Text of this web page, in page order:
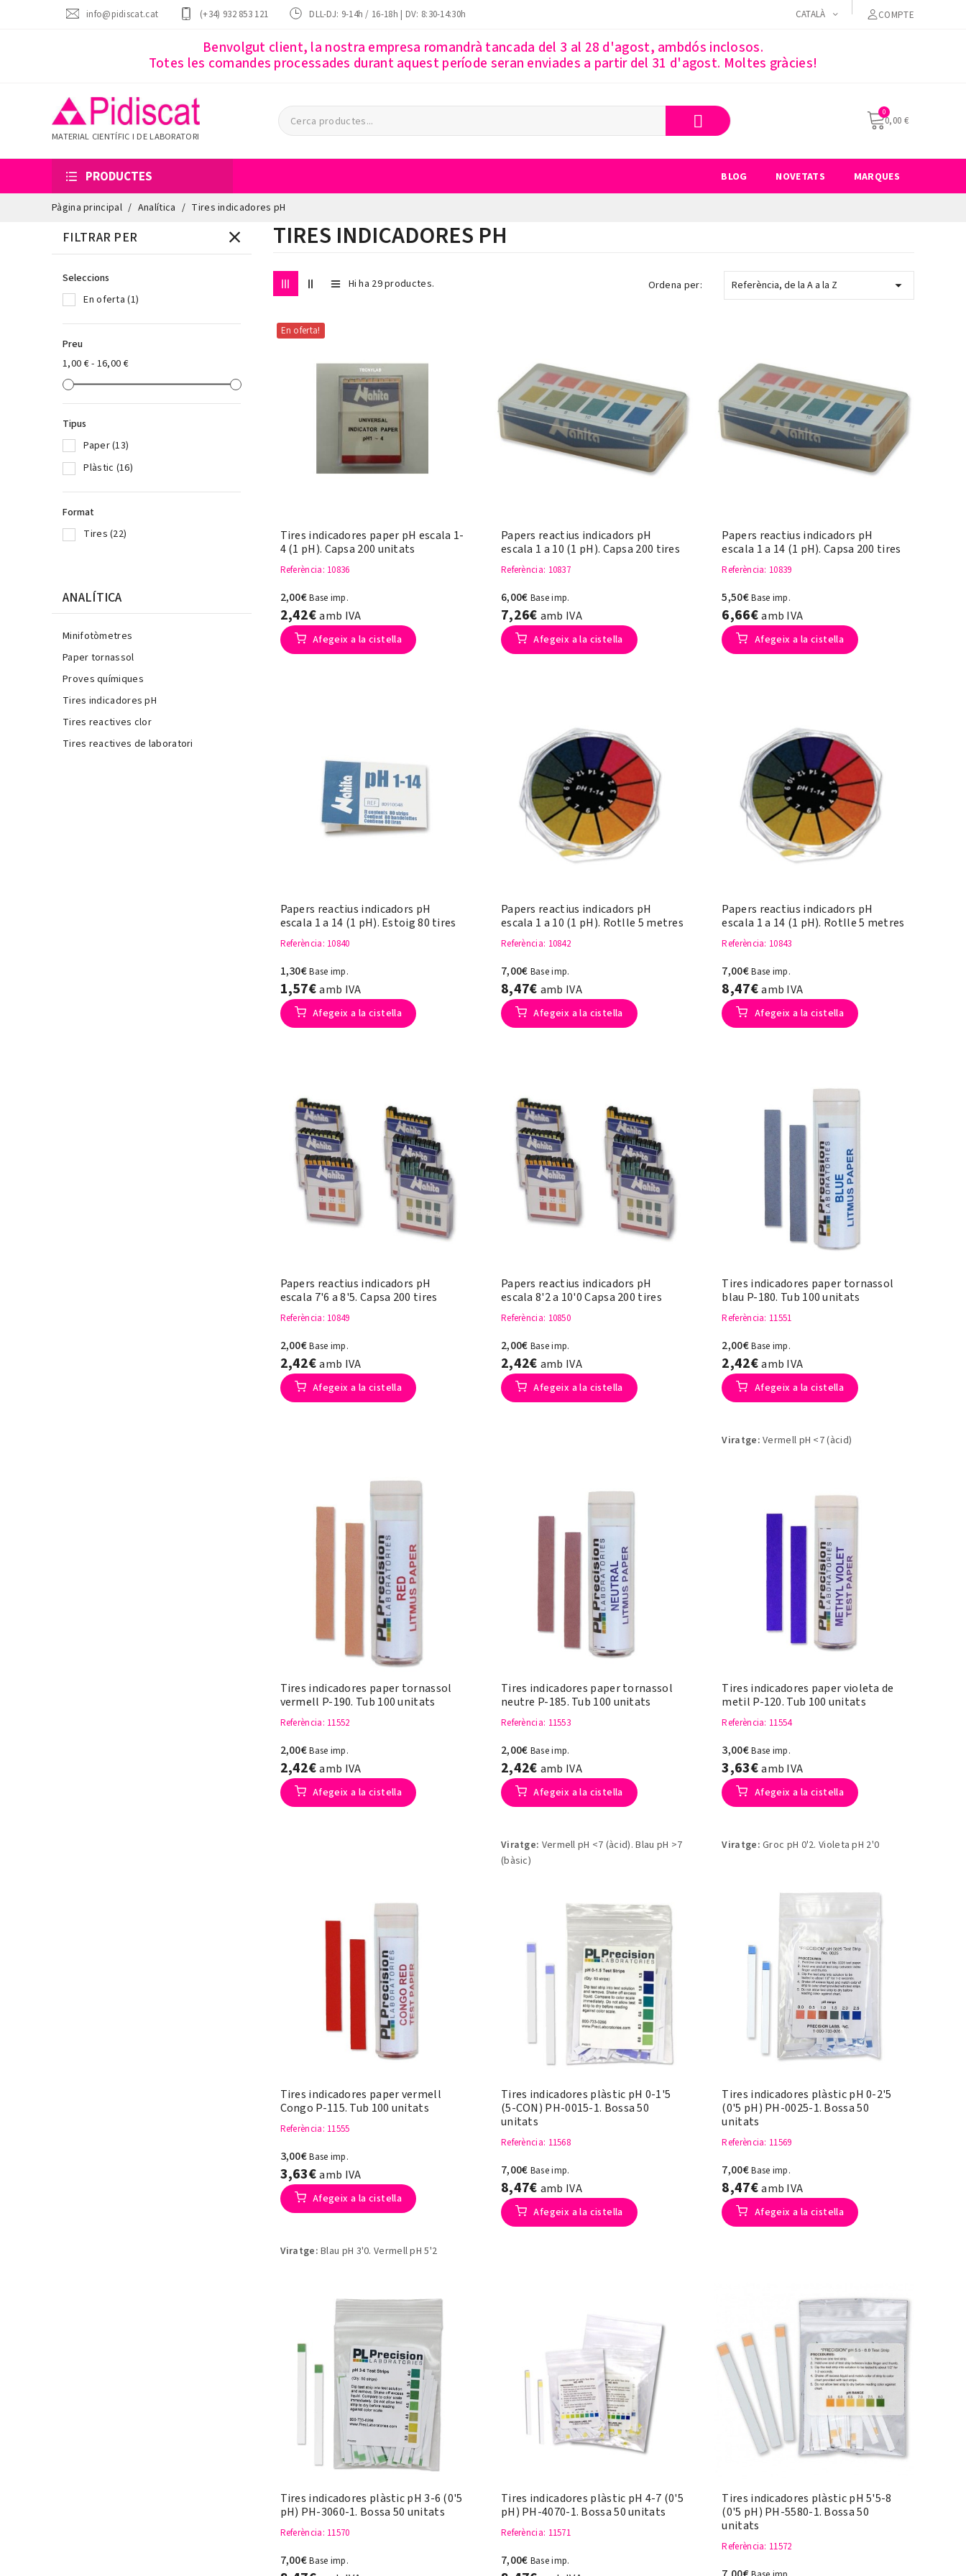
info@pidiscat.cat (+34) 932 853 121 DLL-DJ: 9-14h / 16-18h | DV: 8:30-14:30h CATALÀ COMPTE
Benvolgut client, la nostra empresa romandrà tancada del 3 al 28 d'agost, ambdós inclosos.
Totes les comandes processades durant aquest període seran enviades a partir del 31 d'agost. Moltes gràcies!
MATERIAL CIENTÍFIC I DE LABORATORI
0,00 €
PRODUCTES BLOG NOVETATS MARQUES
Pàgina principal Analítica Tires indicadores pH
FILTRAR PER
Seleccions
En oferta(1)
Preu
1,00 € - 16,00 €
Tipus
Paper(13)
Plàstic (16)
Format
Tires(22)
ANALÍTICA
Minifotòmetres
Paper tornassol
Proves químiques
Tires indicadores pH
Tires reactives clor
Tires reactives de laboratori
TIRES INDICADORES PH
Hi ha 29 productes. Ordena per: Referència, de la A a la Z 
En oferta!
Tires indicadores paper pH escala 1-
4 (1 pH). Capsa 200 unitats
Referència: 10836
2,00€Base imp.
2,42€amb IVA
Afegeix a la cistella
Papers reactius indicadors pH
escala 1 a 10 (1 pH). Capsa 200 tires
Referència: 10837
6,00€ Base imp.
7,26€ amb IVA
Afegeix a la cistella
Papers reactius indicadors pH
escala 1 a 14 (1 pH). Capsa 200 tires
Referència: 10839
5,50€Base imp.
6,66€amb IVA
Afegeix a la cistella
Papers reactius indicadors pH
escala 1 a 14 (1 pH). Estoig 80 tires
Referència: 10840
1,30€Base imp.
1,57€amb IVA
Afegeix a la cistella
Papers reactius indicadors pH
escala 1 a 10 (1 pH). Rotlle 5 metres
Referència: 10842
7,00€ Base imp.
8,47€ amb IVA
Afegeix a la cistella
Papers reactius indicadors pH
escala 1 a 14 (1 pH). Rotlle 5 metres
Referència: 10843
7,00€Base imp.
8,47€amb IVA
Afegeix a la cistella
Papers reactius indicadors pH
escala 7'6 a 8'5. Capsa 200 tires
Referència: 10849
2,00€Base imp.
2,42€amb IVA
Afegeix a la cistella
Papers reactius indicadors pH
escala 8'2 a 10'0 Capsa 200 tires
Referència: 10850
2,00€ Base imp.
2,42€ amb IVA
Afegeix a la cistella
Tires indicadores paper tornassol
blau P-180. Tub 100 unitats
Referència: 11551
2,00€Base imp.
2,42€amb IVA
Afegeix a la cistella
Viratge: Vermell pH <7 (àcid)
Tires indicadores paper tornassol
vermell P-190. Tub 100 unitats
Referència: 11552
2,00€Base imp.
2,42€amb IVA
Afegeix a la cistella
Tires indicadores paper tornassol
neutre P-185. Tub 100 unitats
Referència: 11553
2,00€ Base imp.
2,42€ amb IVA
Afegeix a la cistella
Viratge: Vermell pH <7 (àcid). Blau pH >7
(bàsic)
Tires indicadores paper violeta de
metil P-120. Tub 100 unitats
Referència: 11554
3,00€Base imp.
3,63€amb IVA
Afegeix a la cistella
Viratge: Groc pH 0'2. Violeta pH 2'0
Tires indicadores paper vermell
Congo P-115. Tub 100 unitats
Referència: 11555
3,00€Base imp.
3,63€amb IVA
Afegeix a la cistella
Viratge: Blau pH 3'0. Vermell pH 5'2
Tires indicadores plàstic pH 0-1'5
(5-CON) PH-0015-1. Bossa 50
unitats
Referència: 11568
7,00€ Base imp.
8,47€ amb IVA
Afegeix a la cistella
Tires indicadores plàstic pH 0-2'5
(0'5 pH) PH-0025-1. Bossa 50
unitats
Referència: 11569
7,00€Base imp.
8,47€amb IVA
Afegeix a la cistella
Tires indicadores plàstic pH 3-6 (0'5
pH) PH-3060-1. Bossa 50 unitats
Referència: 11570
7,00€Base imp.
Tires indicadores plàstic pH 4-7 (0'5
pH) PH-4070-1. Bossa 50 unitats
Referència: 11571
7,00€ Base imp.
Tires indicadores plàstic pH 5'5-8
(0'5 pH) PH-5580-1. Bossa 50
unitats
Referència: 11572